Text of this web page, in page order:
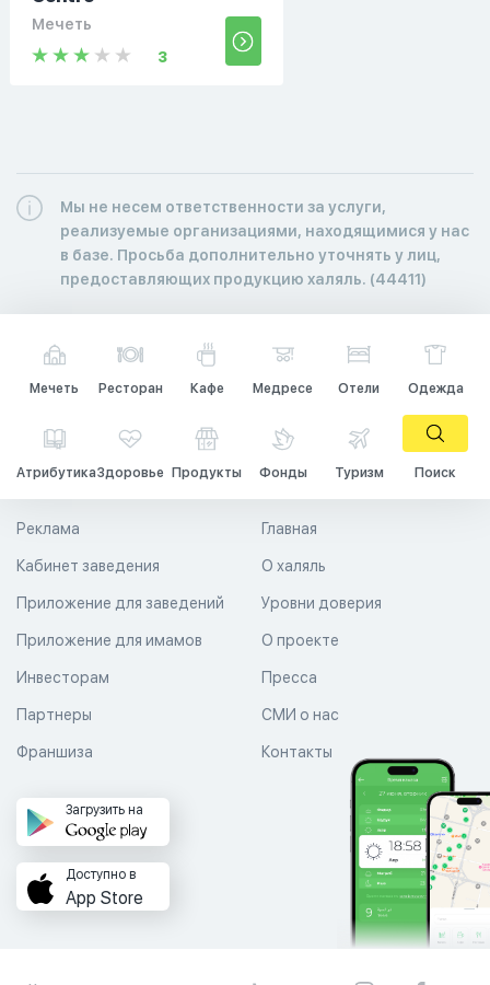
Мечеть
3
Мы не несем ответственности за услуги,
реализуемые организациями, находящимися у нас
в базе. Просьба дополнительно уточнять у лиц,
предоставляющих продукцию халяль. (44411)
Мечеть Ресторан Кафе Медресе Отели Одежда
АтрибутикаЗдоровье Продукты Фонды Туризм Поиск
Главная
О халяль
Уровни доверия
Реклама
Кабинет заведения
Приложение для заведений
Приложение для имамов О проекте
Пресса
СМИ о нас
Контакты
Инвесторам
Партнеры
Франшиза
Загрузить на
Доступно в
App Store